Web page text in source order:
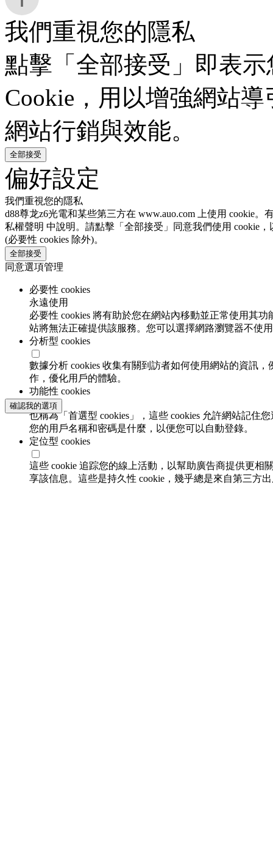
我們重視您的隱私
點擊「全部接受」即表
Cookie，用以增強網站
網站行銷與效能。
全部接受
偏好設定
我們重視您的隱私
d88尊龙z6光電和某些第三方在 www.auo.com 上使用 cookie
私權聲明 中說明。請點擊「全部接受」同意我們使用 cookie
(必要性 cookies 除外)。
全部接受
同意選項管理
必要性 cookies
永遠使用
必要性 cookies 將有助於您在網站內移動並正常使用其
站將無法正確提供該服務。您可以選擇網路瀏覽器不使
分析型 cookies
數據分析 cookies 收集有關到訪者如何使用網站的資訊
作，優化用戶的體驗。
功能性 cookies
也稱為「首選型 cookies」，這些 cookies 允許網站記
您的用戶名稱和密碼是什麼，以便您可以自動登錄。
定位型 cookies
這些 cookie 追踪您的線上活動，以幫助廣告商提供更相
享該信息。這些是持久性 cookie，幾乎總是來自第三方
確認我的選項